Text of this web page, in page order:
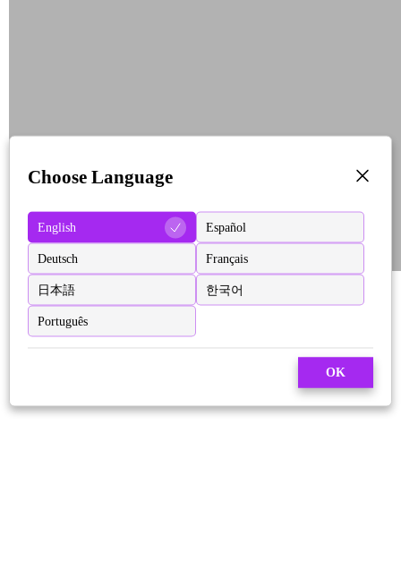
Choose Language
English Español
Deutsch Français
日本語 한국어
Português
OK